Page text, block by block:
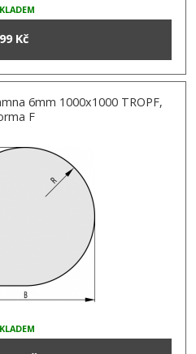
99 Kč
6mm 1000x1000 TROPF,
F